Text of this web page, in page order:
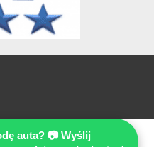
auta? 📷 Wyślij